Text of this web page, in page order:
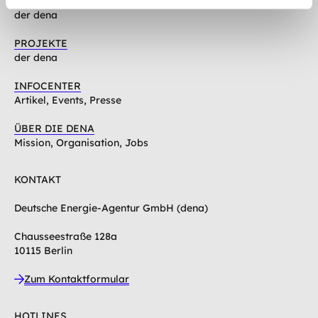
der dena
PROJEKTE
der dena
INFOCENTER
Artikel, Events, Presse
ÜBER DIE DENA
Mission, Organisation, Jobs
KONTAKT
Deutsche Energie-Agentur GmbH (dena)
Chausseestraße 128a
10115 Berlin
Zum Kontaktformular